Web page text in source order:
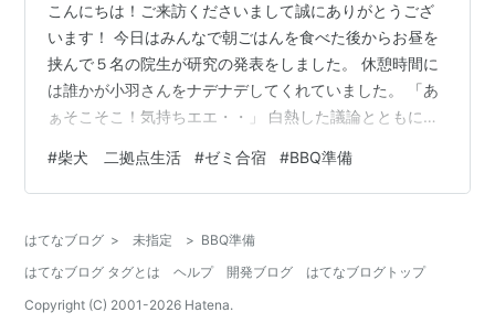
こんにちは！ご来訪くださいまして誠にありがとうござ
います！ 今日はみんなで朝ごはんを食べた後からお昼を
挟んで５名の院生が研究の発表をしました。 休憩時間に
は誰かが小羽さんをナデナデしてくれていました。 「あ
ぁそこそこ！気持ちエエ・・」 白熱した議論とともに全
す。 岩魚を串に刺して、 火を起こして、と。 その間み
なさんは、車で５分のところにある温泉施設に行かれま
なんと教授の車が温泉のあたりでパンクしちゃったとの
こと。 JAF待ちとのことですが、この山あいにJAFが到
着するのはいつになるのでし…
#柴犬 二拠点生活 #ゼミ合宿 #BBQ準備
はてなブログ > 未指定 > BBQ準備
はてなブログ タグとは
ヘルプ 開発ブログ
はてなブログトップ
Copyright (C) 2001-2026 Hatena.